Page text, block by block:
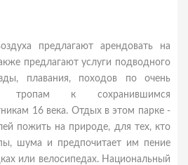
предлагают арендовать на
предлагают услуги подводного
плавания, походов по очень
тропам к сохранившимся
16 века. Отдых в этом парке -
пожить на природе, для тех, кто
шума и предпочитает им пение
или велосипедах. Национальный